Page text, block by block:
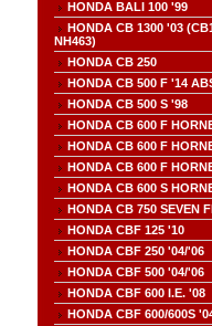
HONDA BALI 100 '99
HONDA CB 1300 '03
NH463)
HONDA CB 250
HONDA CB 500 F '14
HONDA CB 500 S '98
HONDA CB 600 F
HONDA CB 600 F
HONDA CB 600 F
HONDA CB 600 S
HONDA CB 750 SEVEN
HONDA CBF 125 '10
HONDA CBF 250 '04/'06
HONDA CBF 500 '04/'06
HONDA CBF 600 I.E. '08
HONDA CBF 600/600S